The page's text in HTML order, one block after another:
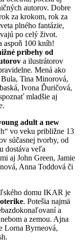
autorov. Dobre
za krokom, rok za
plného fantázie,
po celý život.
aspoň 100 kníh!
príbehy od
a ilustrátorov
Mená ako
Tina Minorová,
Ivona Ďuričová,
mladšie aj
adult a new
vo veku približne 13
súčasnej tvorby, od
dostáva veľa
aj John Green, Jamie
Anna Toddová či
domu IKAR je
. Potešia najmä
a
a zemou. Ajna
Lorna Byrneová,